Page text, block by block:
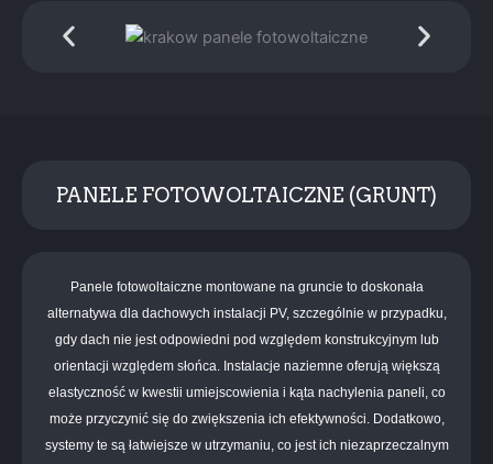
PANELE FOTOWOLTAICZNE (GRUNT)
Panele fotowoltaiczne montowane na gruncie to doskonała
alternatywa dla dachowych instalacji PV, szczególnie w przypadku,
gdy dach nie jest odpowiedni pod względem konstrukcyjnym lub
orientacji względem słońca. Instalacje naziemne oferują większą
elastyczność w kwestii umiejscowienia i kąta nachylenia paneli, co
może przyczynić się do zwiększenia ich efektywności. Dodatkowo,
systemy te są łatwiejsze w utrzymaniu, co jest ich niezaprzeczalnym